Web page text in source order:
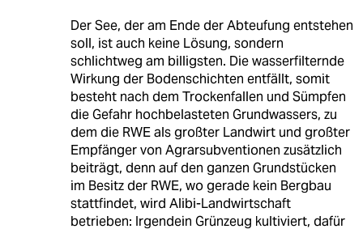
Der See, der am Ende der Abteufung entstehen
soll, ist auch keine Lösung, sondern
schlichtweg am billigsten. Die wasserfilternde
Wirkung der Bodenschichten entfällt, somit
besteht nach dem Trockenfallen und Sümpfen
die Gefahr hochbelasteten Grundwassers, zu
dem die RWE als großter Landwirt und großter
Empfänger von Agrarsubventionen zusätzlich
beiträgt, denn auf den ganzen Grundstücken
im Besitz der RWE, wo gerade kein Bergbau
stattfindet, wird Alibi-Landwirtschaft
betrieben: Irgendein Grünzeug kultiviert, dafür